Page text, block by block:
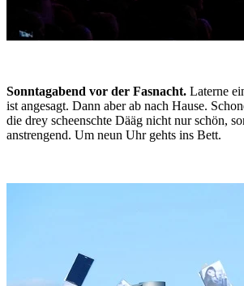
Sonntagabend vor der Fasnacht. Laterne
ist angesagt. Dann aber ab nach Hause.
die drey scheenschte Dääg nicht nur schön,
anstrengend. Um neun Uhr gehts ins Bett.